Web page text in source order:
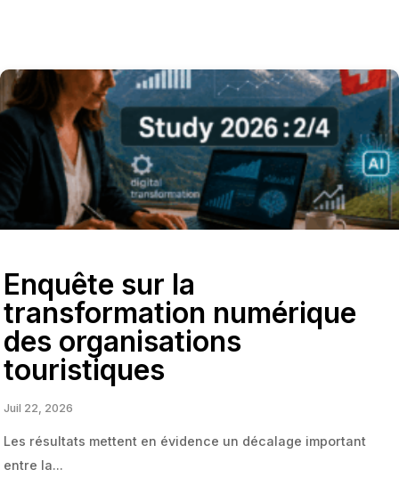
Enquête sur la
transformation numérique
des organisations
touristiques
Juil 22, 2026
Les résultats mettent en évidence un décalage important
entre la...